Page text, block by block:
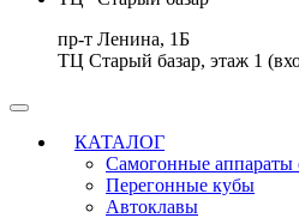
пр-т Ленина, 1Б
ТЦ Старый базар, этаж 1
КАТАЛОГ
Самогонные аппараты
Перегонные кубы
Автоклавы